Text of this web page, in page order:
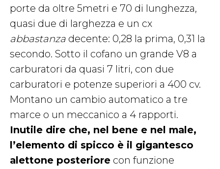
porte da oltre 5metri e 70 di lunghezza,
quasi due di larghezza e un cx
abbastanza decente: 0,28 la prima, 0,31 la
secondo. Sotto il cofano un grande V8 a
carburatori da quasi 7 litri, con due
carburatori e potenze superiori a 400 cv.
Montano un cambio automatico a tre
marce o un meccanico a 4 rapporti.
Inutile dire che, nel bene e nel male,
l’elemento di spicco è il gigantesco
alettone posteriore con funzione